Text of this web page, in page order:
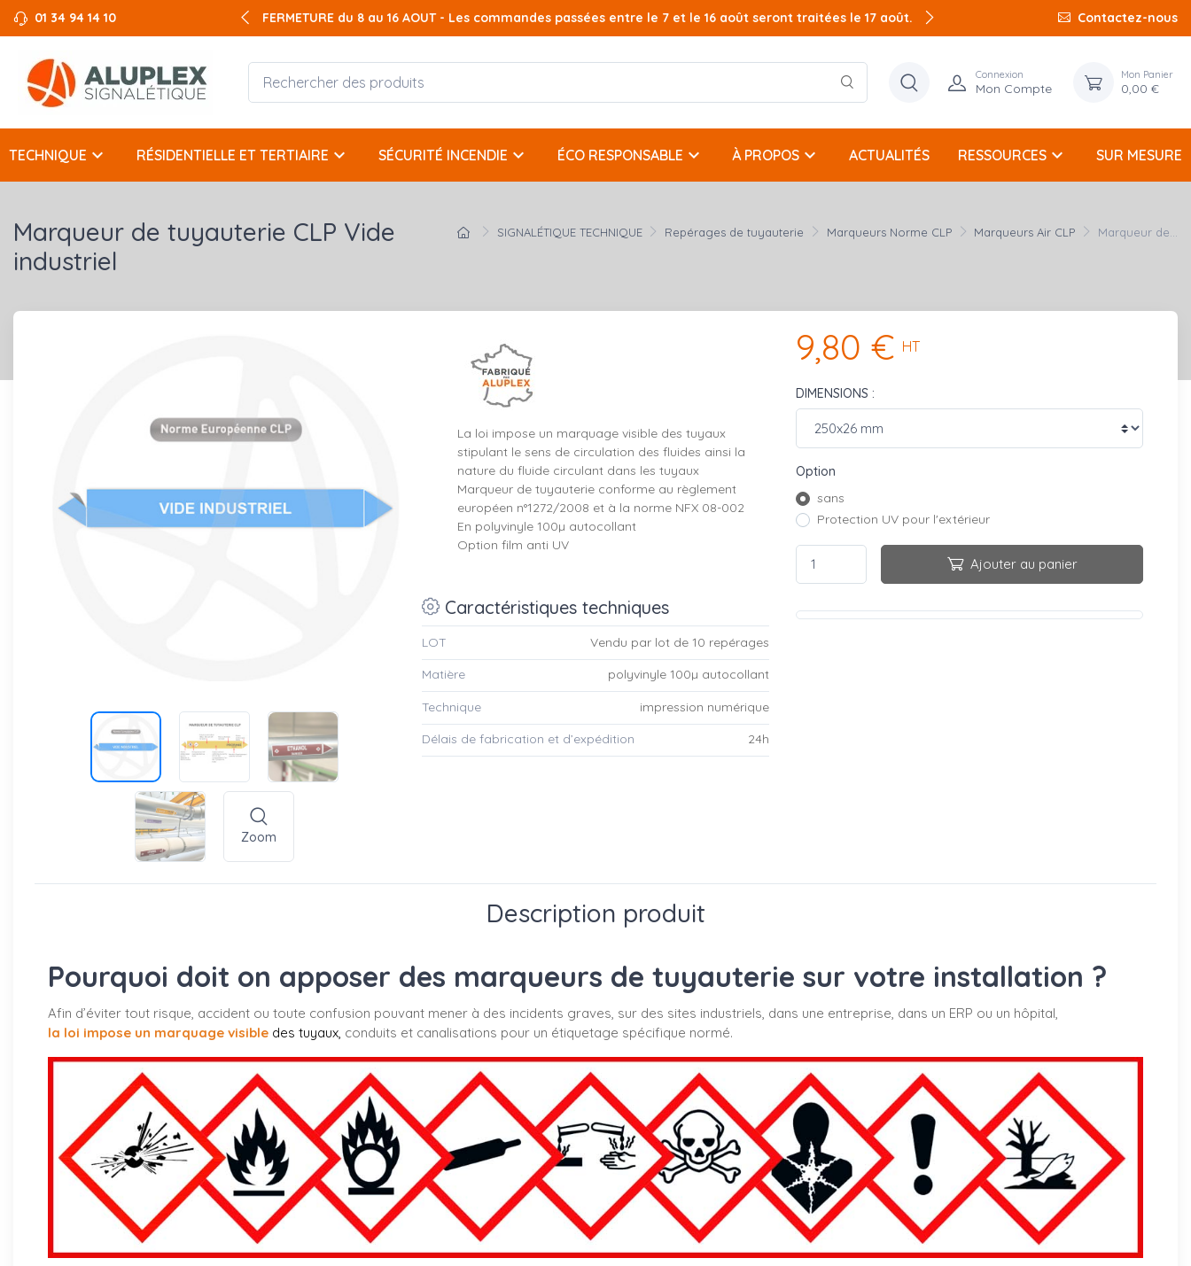
01 34 94 14 10 FERMETURE du 8 au 16 AOUT - Les commandes passées entre le 7 et le 16 août seront traitées le 17 août. Contactez-nous
Connexion
Mon Compte
Mon Panier
0,00 €
TECHNIQUE keyboard_arrow_down RÉSIDENTIELLE ET TERTIAIRE keyboard_arrow_down SÉCURITÉ INCENDIE keyboard_arrow_down ÉCO RESPONSABLE keyboard_arrow_down À PROPOS keyboard_arrow_down ACTUALITÉS RESSOURCES keyboard_arrow_down SUR MESURE
SIGNALÉTIQUE TECHNIQUE Repérages de tuyauterie Marqueurs Norme CLP Marqueurs Air CLP Marqueur de...
Marqueur de tuyauterie CLP Vide
industriel
Zoom
La loi impose un marquage visible des tuyaux
stipulant le sens de circulation des fluides ainsi la
nature du fluide circulant dans les tuyaux
Marqueur de tuyauterie conforme au règlement
européen n°1272/2008 et à la norme NFX 08-002
En polyvinyle 100µ autocollant
Option film anti UV
Caractéristiques techniques
LOT Vendu par lot de 10 repérages
Matière polyvinyle 100µ autocollant
Technique impression numérique
Délais de fabrication et d’expédition 24h
9,80 € HT
DIMENSIONS :
Option
sans
Protection UV pour l'extérieur
Ajouter au panier
Description produit
Pourquoi doit on apposer des marqueurs de tuyauterie sur votre installation ?
Afin d’éviter tout risque, accident ou toute confusion pouvant mener à des incidents graves, sur des sites industriels, dans une entreprise, dans un ERP ou un hôpital,
la loi impose un marquage visible des tuyaux, conduits et canalisations pour un étiquetage spécifique normé.